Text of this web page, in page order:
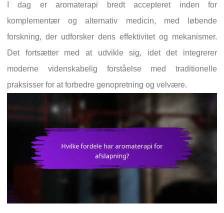
I dag er aromaterapi bredt accepteret inden for
komplementær og alternativ medicin, med løbende
forskning, der udforsker dens effektivitet og mekanismer.
Det fortsætter med at udvikle sig, idet det integrerer
moderne videnskabelig forståelse med traditionelle
praksisser for at forbedre genopretning og velvære.